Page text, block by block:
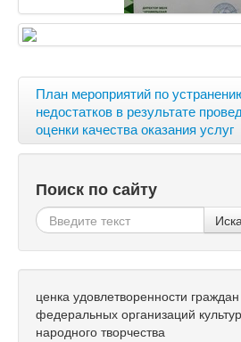
План мероприятий по
недостатков в результате
оценки качества оказания услуг
Поиск по сайту
ценка удовлетворенности
федеральных организаций
народного творчества